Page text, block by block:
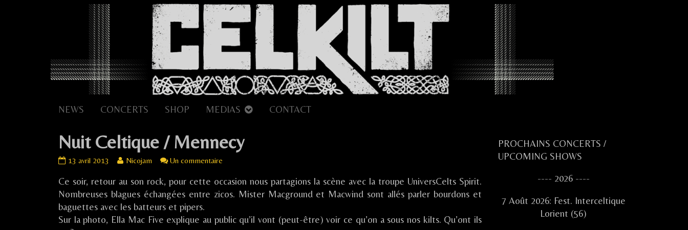
NEWS CONCERTS SHOP MEDIAS CONTACT
Nuit Celtique / Mennecy
Nuit
/
Mennecy
published
on
13 avril 2013
Read
posts
by
the
of
Nicojam Un commentaire
Celtique
/
Ce soir, retour au son rock, pour cette occasion nous partagions la scène avec la troupe UniversCelts Spirit.
Nombreuses blagues échangées entre zicos. Mister Macground et Macwind sont allés parler bourdons et
baguettes avec les batteurs et pipers.
Sur la photo, Ella Mac Five explique au public qu’il vont (peut-être) voir ce qu’on a sous nos kilts. Qu’ont ils
Primary
PROCHAINS CONCERTS /
UPCOMING SHOWS
---- 2026 ----
7 Août 2026: Fest. Interceltique
Lorient (56)